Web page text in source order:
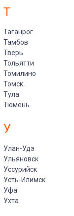
Т
Таганрог
Тамбов
Тверь
Тольятти
Томилино
Томск
Тула
Тюмень
У
Улан-Удэ
Ульяновск
Уссурийск
Усть-Илимск
Уфа
Ухта